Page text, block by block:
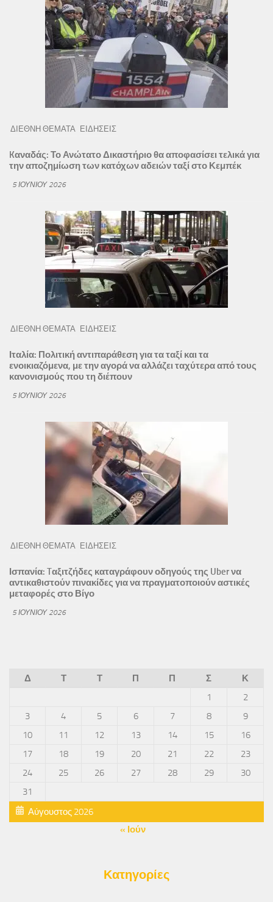
ΔΙΕΘΝΗ ΘΕΜΑΤΑ ΕΙΔΗΣΕΙΣ
Kαναδάς: Το Ανώτατο Δικαστήριο θα αποφασίσει τελικά για
την αποζημίωση των κατόχων αδειών ταξί στο Κεμπέκ
5 ΙΟΥΝΊΟΥ 2026
ΔΙΕΘΝΗ ΘΕΜΑΤΑ ΕΙΔΗΣΕΙΣ
Ιταλία: Πολιτική αντιπαράθεση για τα ταξί και τα
ενοικιαζόμενα, με την αγορά να αλλάζει ταχύτερα από τους
κανονισμούς που τη διέπουν
5 ΙΟΥΝΊΟΥ 2026
ΔΙΕΘΝΗ ΘΕΜΑΤΑ ΕΙΔΗΣΕΙΣ
Ισπανία: Tαξιτζήδες καταγράφουν οδηγούς της Uber να
αντικαθιστούν πινακίδες για να πραγματοποιούν αστικές
μεταφορές στο Βίγο
5 ΙΟΥΝΊΟΥ 2026
Αύγουστος 2026
Δ Τ Τ Π Π Σ
Κ
1
2
3
4 5 6 7 8
9
10
11 12 13 14 15
16
17
18 19 20 21 22
23
24
25 26 27 28 29
30
31
« Ιούν
Κατηγορίες